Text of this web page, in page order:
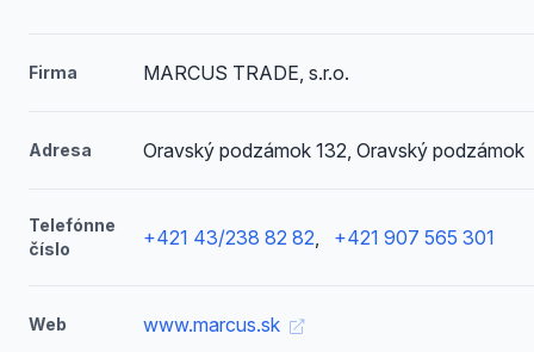
Firma MARCUS TRADE, s.r.o.
Adresa Oravský podzámok 132, Oravský podzámok
Telefónne
číslo
+421 43/238 82 82, +421 907 565 301
Web www.marcus.sk